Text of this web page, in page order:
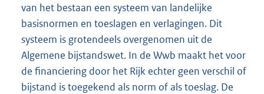
van het bestaan een systeem van landelijke
basisnormen en toeslagen en verlagingen. Dit
systeem is grotendeels overgenomen uit de
Algemene bijstandswet. In de Wwb maakt het voor
de financiering door het Rijk echter geen verschil of
bijstand is toegekend als norm of als toeslag. De